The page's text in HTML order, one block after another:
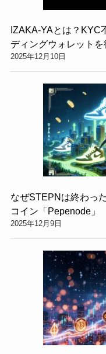
IZAKA-YAとは？KYC
ディングウォレットを
2025年12月10日
なぜSTEPNは終わっ
コイン「Pepenode」
2025年12月9日